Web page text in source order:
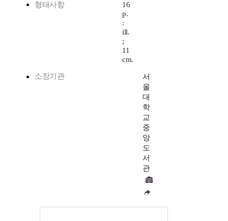
형태사항
16
p.
:
ill.
;
11
cm.
소장기관
서
울
대
학
교
중
앙
도
서
관